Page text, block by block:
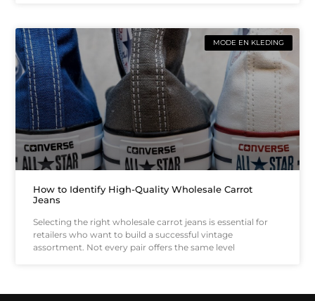
MODE EN KLEDING
How to Identify High-Quality Wholesale Carrot
Jeans
Selecting the right wholesale carrot jeans is essential for
retailers who want to build a successful vintage
assortment. Not every pair offers the same level